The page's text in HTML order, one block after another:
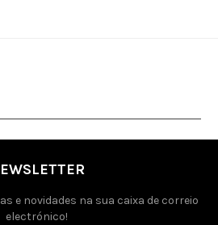
e novidades na sua caixa de correio
electrónico!